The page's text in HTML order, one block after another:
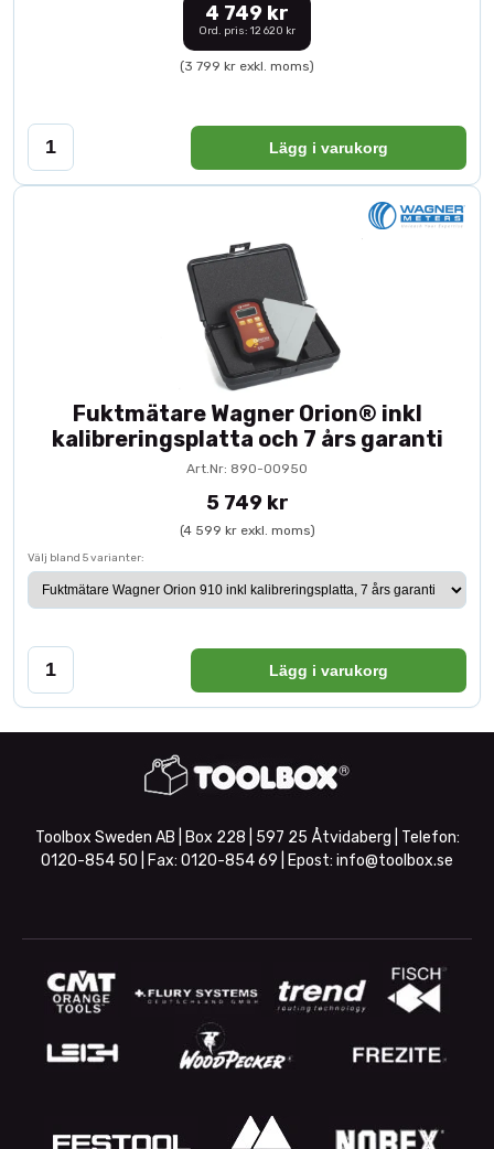
4 749 kr
Ord. pris: 12 620 kr
(3 799 kr exkl. moms)
Lägg i varukorg
Fuktmätare Wagner Orion® inkl
kalibreringsplatta och 7 års garanti
Art.Nr: 890-00950
5 749 kr
(4 599 kr exkl. moms)
Välj bland 5 varianter:
Lägg i varukorg
Toolbox Sweden AB | Box 228 | 597 25 Åtvidaberg | Telefon:
0120-854 50 | Fax: 0120-854 69 | Epost: info@toolbox.se